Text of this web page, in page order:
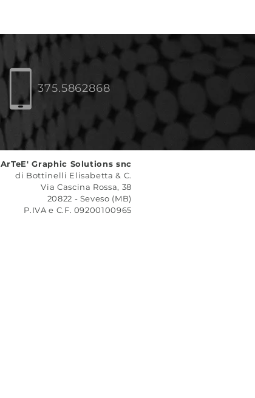
375.5862868
ArTeE' Graphic Solutions snc
di Bottinelli Elisabetta & C.
Via Cascina Rossa, 38
20822 - Seveso (MB)
P.IVA e C.F. 09200100965